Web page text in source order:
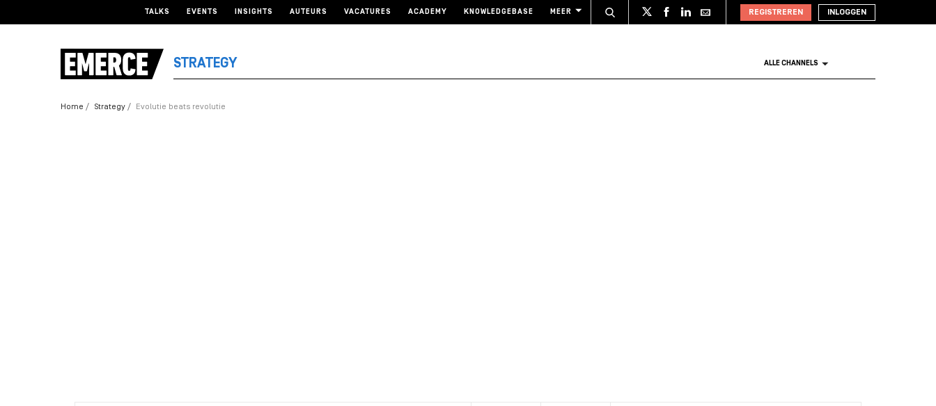
TALKS EVENTS INSIGHTS AUTEURS VACATURES ACADEMY KNOWLEDGEBASE MEER REGISTREREN INLOGGEN
STRATEGY ALLE CHANNELS
Home Strategy Evolutie beats revolutie